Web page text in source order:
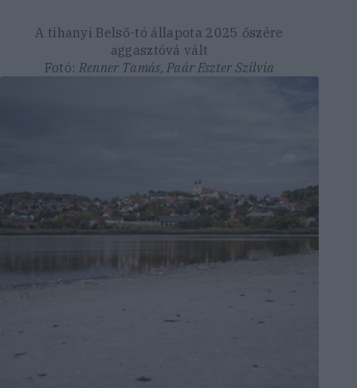
A tihanyi Belső-tó állapota 2025 őszére
aggasztóvá vált
Fotó: Renner Tamás, Paár Eszter Szilvia